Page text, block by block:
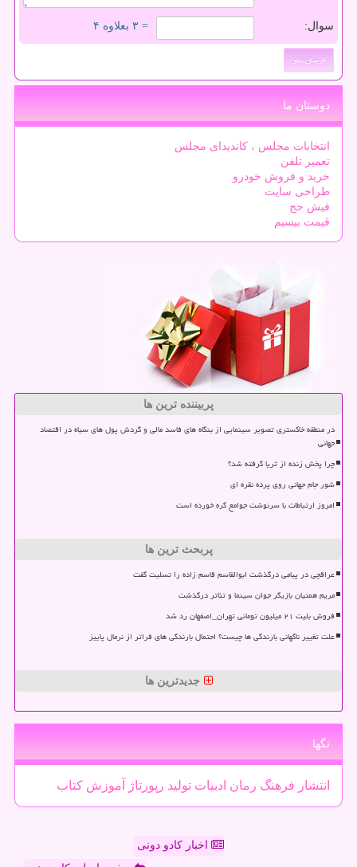
سوال: = ۳ بعلاوه ۴
دوستان ما
انتخابات مجلس ، کاندیدای مجلس
تعمیر تلفن
خرید و فروش خودرو
طراحی سایت
فیش حج
قیمت بیسیم
پربیننده ترین ها
در منطقه خاکستری تصویر سینمایی از بنگاه های فاسد مالی و گردش پول های سیاه در اقتصاد
جهانی
چرا پخش زنده از ثریا گرفته شد؟
شور جام جهانی روی پرده نقره ای
امروز ارتباطات با سرنوشت جوامع گره خورده است
پربحث ترین ها
عراقچی در پیامی درگذشت ابوالقاسم قاسم زاده را تسلیت گفت
مریم همتیان بازیگر جوان سینما و تئاتر درگذشت
فروش بلیت ۲۱ میلیون تومانی تهران_اصفهان رد شد
علت تغییر ناگهانی بارندگی ها چیست؟ احتمال بارندگی های فراتر از نرمال پاییز
جدیدترین ها
تگها
انتشار فرهنگ رمان ادبیات تولید رپورتاژ آموزش كتاب
اخبار کادو دونی